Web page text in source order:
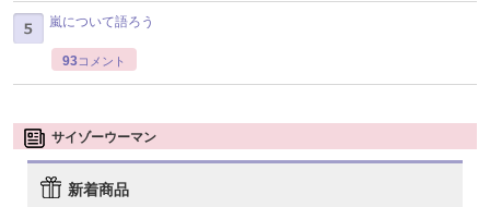
嵐について語ろう
93コメント
サイゾーウーマン
新着商品